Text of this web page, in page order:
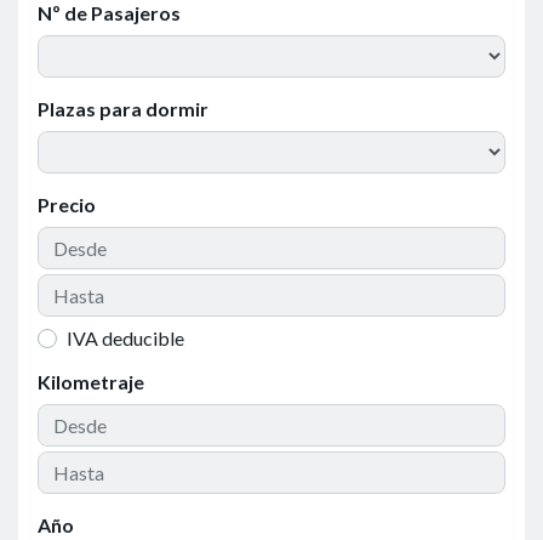
Nº de Pasajeros
Plazas para dormir
Precio
IVA deducible
Kilometraje
Año